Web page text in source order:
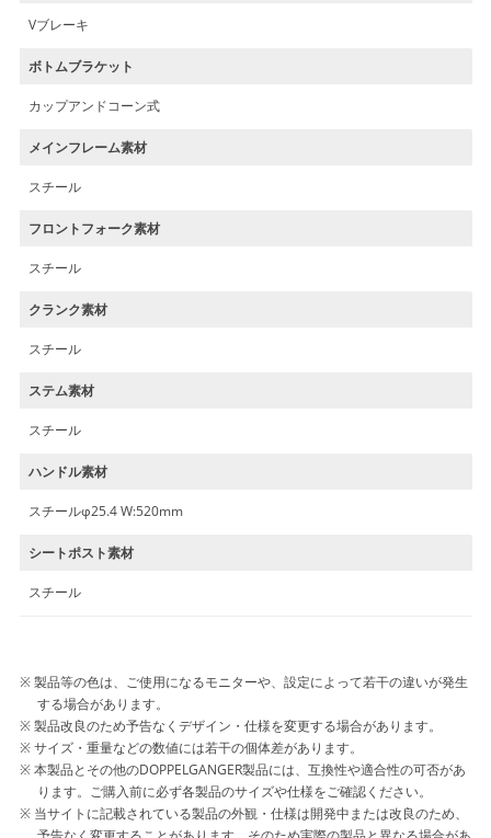
Vブレーキ
ボトムブラケット
カップアンドコーン式
メインフレーム素材
スチール
フロントフォーク素材
スチール
クランク素材
スチール
ステム素材
スチール
ハンドル素材
スチールφ25.4 W:520mm
シートポスト素材
スチール
製品等の色は、ご使用になるモニターや、設定によって若干の違いが発生
する場合があります。
製品改良のため予告なくデザイン・仕様を変更する場合があります。
サイズ・重量などの数値には若干の個体差があります。
本製品とその他のDOPPELGANGER製品には、互換性や適合性の可否があ
ります。ご購入前に必ず各製品のサイズや仕様をご確認ください。
当サイトに記載されている製品の外観・仕様は開発中または改良のため、